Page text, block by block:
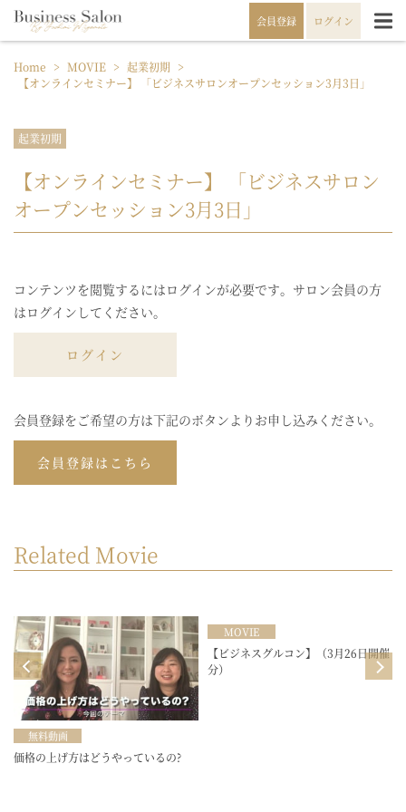
会員登録 ログイン
Home > MOVIE > 起業初期 >
【オンラインセミナー】 「ビジネスサロンオープンセッション3月3日」
起業初期
【オンラインセミナー】 「ビジネスサロン
オープンセッション3月3日」
コンテンツを閲覧するにはログインが必要です。サロン会員の方
はログインしてください。
ログイン
会員登録をご希望の方は下記のボタンよりお申し込みください。
会員登録はこちら
Related Movie
無料動画
価格の上げ方はどうやっているの?
MOVIE
【ビジネスグルコン】（3月26日開催
分）